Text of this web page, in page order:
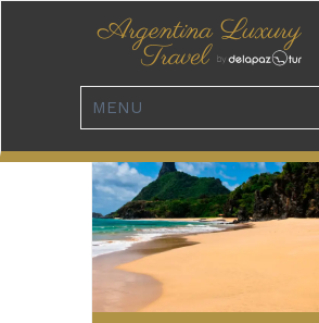
dese: 1.912 Dólares
Más Información